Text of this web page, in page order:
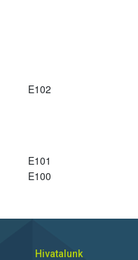
E102
E101
E100
Hivatalunk